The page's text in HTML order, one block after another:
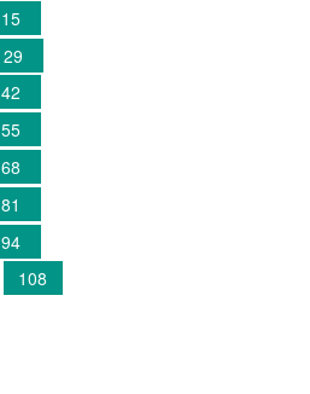
15
29
42
55
68
81
94
108